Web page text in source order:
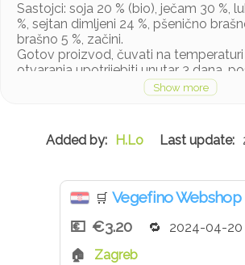
Sastojci: soja 20 % (bio), ječam 30 %,
%, sejtan dimljeni 24 %, pšenično
brašno 5 %, začini.
Gotov proizvod, čuvati na temperaturi
otvaranja upotrijebiti unutar 3 dana,
H.Lo
🛒 Vegefino Webshop
€3.20
2024-04-20
Zagreb